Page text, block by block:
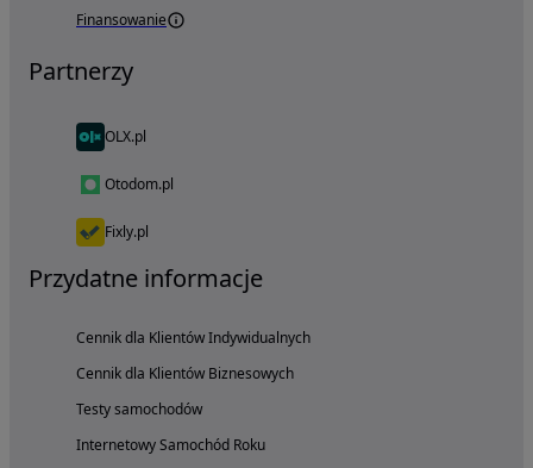
Finansowanie
Partnerzy
OLX.pl
Otodom.pl
Fixly.pl
Przydatne informacje
Cennik dla Klientów Indywidualnych
Cennik dla Klientów Biznesowych
Testy samochodów
Internetowy Samochód Roku